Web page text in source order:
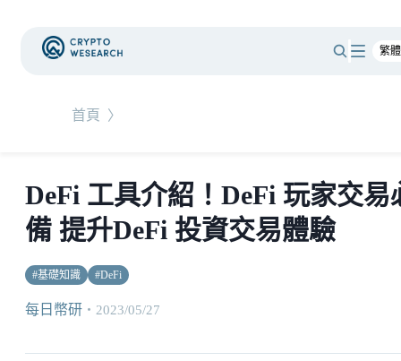
首頁 〉
DeFi 工具介紹！DeFi 玩家交易
備 提升DeFi 投資交易體驗
#基礎知識 #DeFi
每日幣研 ・ 2023/05/27